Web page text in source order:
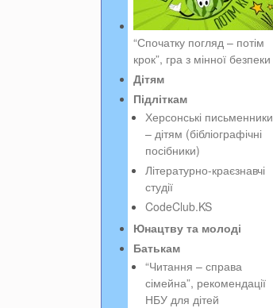
“Спочатку погляд – потім
крок”, гра з мінної безпеки
Дітям
Підліткам
Херсонські письменники
– дітям (бібліографічні
посібники)
Літературно-краєзнавчі
студії
CodeClub.KS
Юнацтву та молоді
Батькам
“Читання – справа
сімейна”, рекомендації
НБУ для дітей